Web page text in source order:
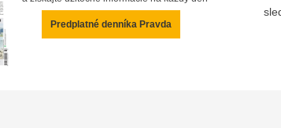
Predplatné denníka Pravda